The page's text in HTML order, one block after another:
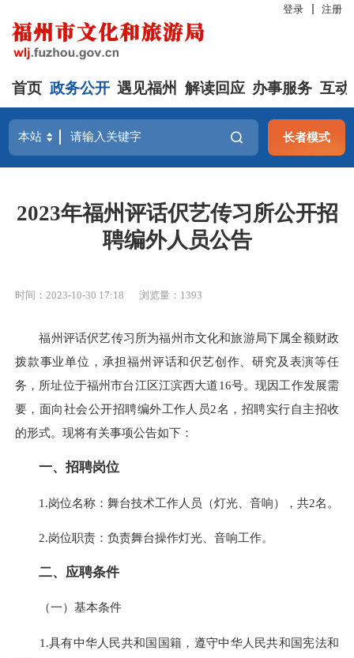
登录 注册
首页 政务公开 遇见福州 解读回应 办事服务 互动
长者模式
2023年福州评话伬艺传习所公开招
聘编外人员公告
时间：2023-10-30 17:18 浏览量：1393
福州评话伬艺传习所为福州市文化和旅游局下属全额财政
拨款事业单位，承担福州评话和伬艺创作、研究及表演等任
务，所址位于福州市台江区江滨西大道16号。现因工作发展需
要，面向社会公开招聘编外工作人员2名，招聘实行自主招收
的形式。现将有关事项公告如下：
一、招聘岗位
1.岗位名称：舞台技术工作人员（灯光、音响），共2名。
2.岗位职责：负责舞台操作灯光、音响工作。
二、应聘条件
（一）基本条件
1.具有中华人民共和国国籍，遵守中华人民共和国宪法和